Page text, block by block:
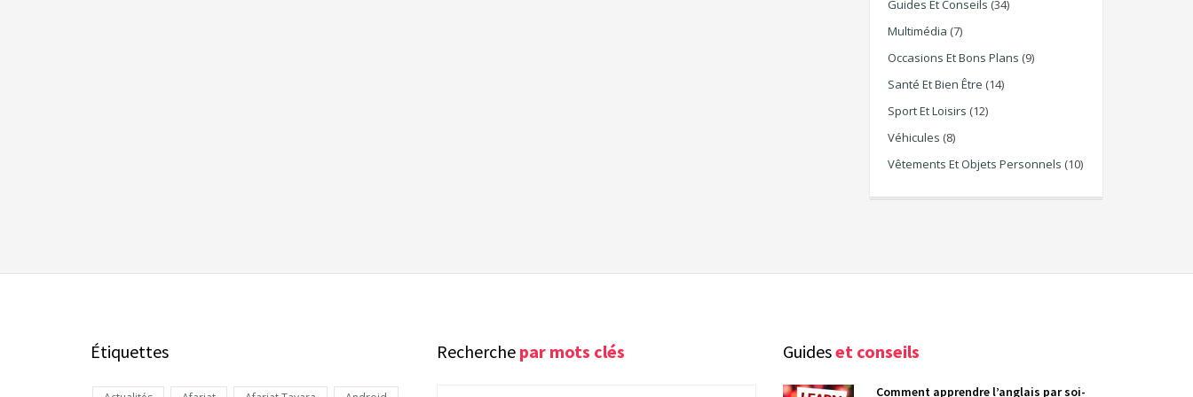
Guides Et Conseils (34)
Multimédia (7)
Occasions Et Bons Plans (9)
Santé Et Bien Être (14)
Sport Et Loisirs (12)
Véhicules (8)
Vêtements Et Objets Personnels (10)
Étiquettes Recherche par mots clés Guideset conseils
Comment apprendre l’anglais par soi-